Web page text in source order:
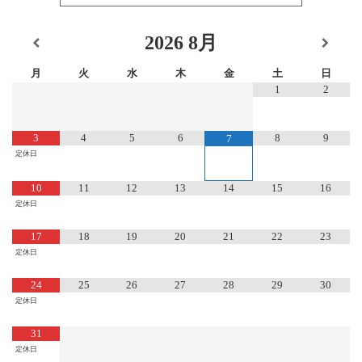
2026 8月
月 火 水 木 金 土
日
1
2
3
定休日
4 5 6 7 8 9
10
定休日
11 12 13 14 15 16
17
定休日
18 19 20 21 22 23
24
定休日
25 26 27 28 29 30
31
定休日